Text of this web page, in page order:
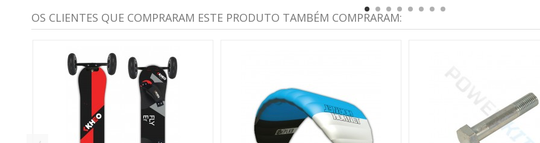
OS CLIENTES QUE COMPRARAM ESTE PRODUTO TAMBÉM COMPRARAM: